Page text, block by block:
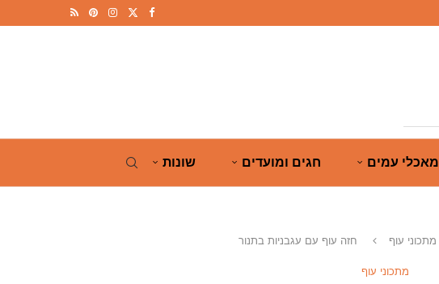
מאכלי עמים חגים ומועדים שונות
מתכוני עוף חזה עוף עם עגבניות בתנור
מתכוני עוף